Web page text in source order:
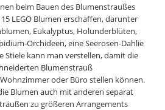
beim Bauen des Blumenstraußes
LEGO Blumen erschaffen, darunter
Eukalyptus, Holunderblüten,
Orchideen, eine Seerosen-Dahlie
Stiele kann man verstellen, damit die
Blumenstrauß
oder Büro stellen können.
Blumen auch mit anderen separat
zu größeren Arrangements